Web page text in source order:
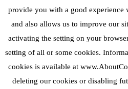
provide you with a good experience
and also allows us to improve our
activating the setting on your
setting of all or some cookies.
cookies is available at
deleting our cookies or disabling